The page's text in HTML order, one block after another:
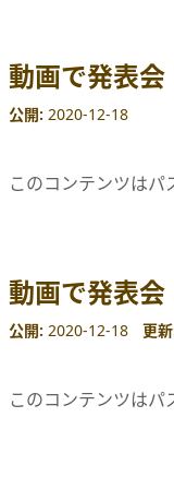
動画で発表
公開 2020-12-18
このコンテンツはパ
動画で発表
公開 2020-12-18 更新
このコンテンツはパ